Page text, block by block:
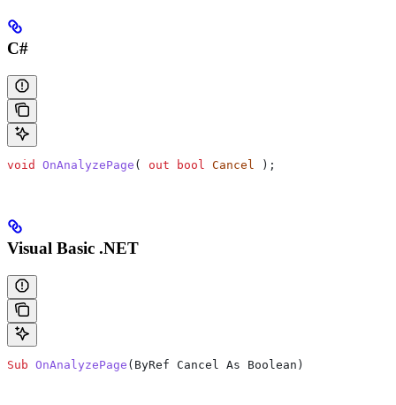
C#
void OnAnalyzePage ( out bool Cancel );
Visual Basic .NET
Sub OnAnalyzePage ( ByRef Cancel As Boolean )